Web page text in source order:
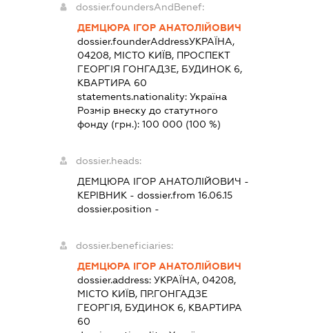
dossier.foundersAndBenef:
ДЕМЦЮРА ІГОР АНАТОЛІЙОВИЧ
dossier.founderAddressУКРАЇНА,
04208, МІСТО КИЇВ, ПРОСПЕКТ
ГЕОРГІЯ ГОНГАДЗЕ, БУДИНОК 6,
КВАРТИРА 60
statements.nationality: Україна
Розмір внеску до статутного
фонду (грн.): 100 000 (100 %)
dossier.heads:
ДЕМЦЮРА ІГОР АНАТОЛІЙОВИЧ -
КЕРІВНИК - dossier.from 16.06.15
dossier.position -
dossier.beneficiaries:
ДЕМЦЮРА ІГОР АНАТОЛІЙОВИЧ
dossier.address: УКРАЇНА, 04208,
МІСТО КИЇВ, ПР.ГОНГАДЗЕ
ГЕОРГІЯ, БУДИНОК 6, КВАРТИРА
60